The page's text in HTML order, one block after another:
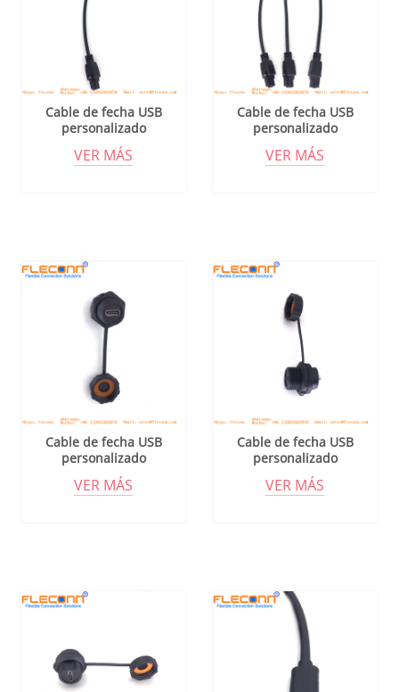
Cable de fecha USB
personalizado
VER MÁS
Cable de fecha USB
personalizado
VER MÁS
Cable de fecha USB
personalizado
VER MÁS
Cable de fecha USB
personalizado
VER MÁS